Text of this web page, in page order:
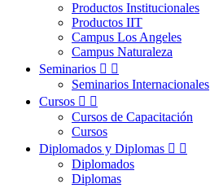
Productos Institucionales
Productos IIT
Campus Los Angeles
Campus Naturaleza
Seminarios  
Seminarios Internacionales
Cursos  
Cursos de Capacitación
Cursos
Diplomados y Diplomas  
Diplomados
Diplomas